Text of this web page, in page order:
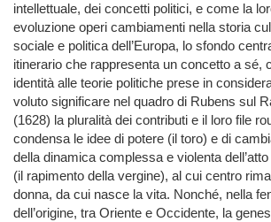
intellettuale, dei concetti politici, e come la
evoluzione operi cambiamenti nella storia
sociale e politica dell’Europa, lo sfondo
itinerario che rappresenta un concetto a sé,
identità alle teorie politiche prese in
voluto significare nel quadro di Rubens sul
(1628) la pluralità dei contributi e il loro file
condensa le idee di potere (il toro) e di
della dinamica complessa e violenta
(il rapimento della vergine), al cui centro
donna, da cui nasce la vita. Nonché, nella
dell’origine, tra Oriente e Occidente, la